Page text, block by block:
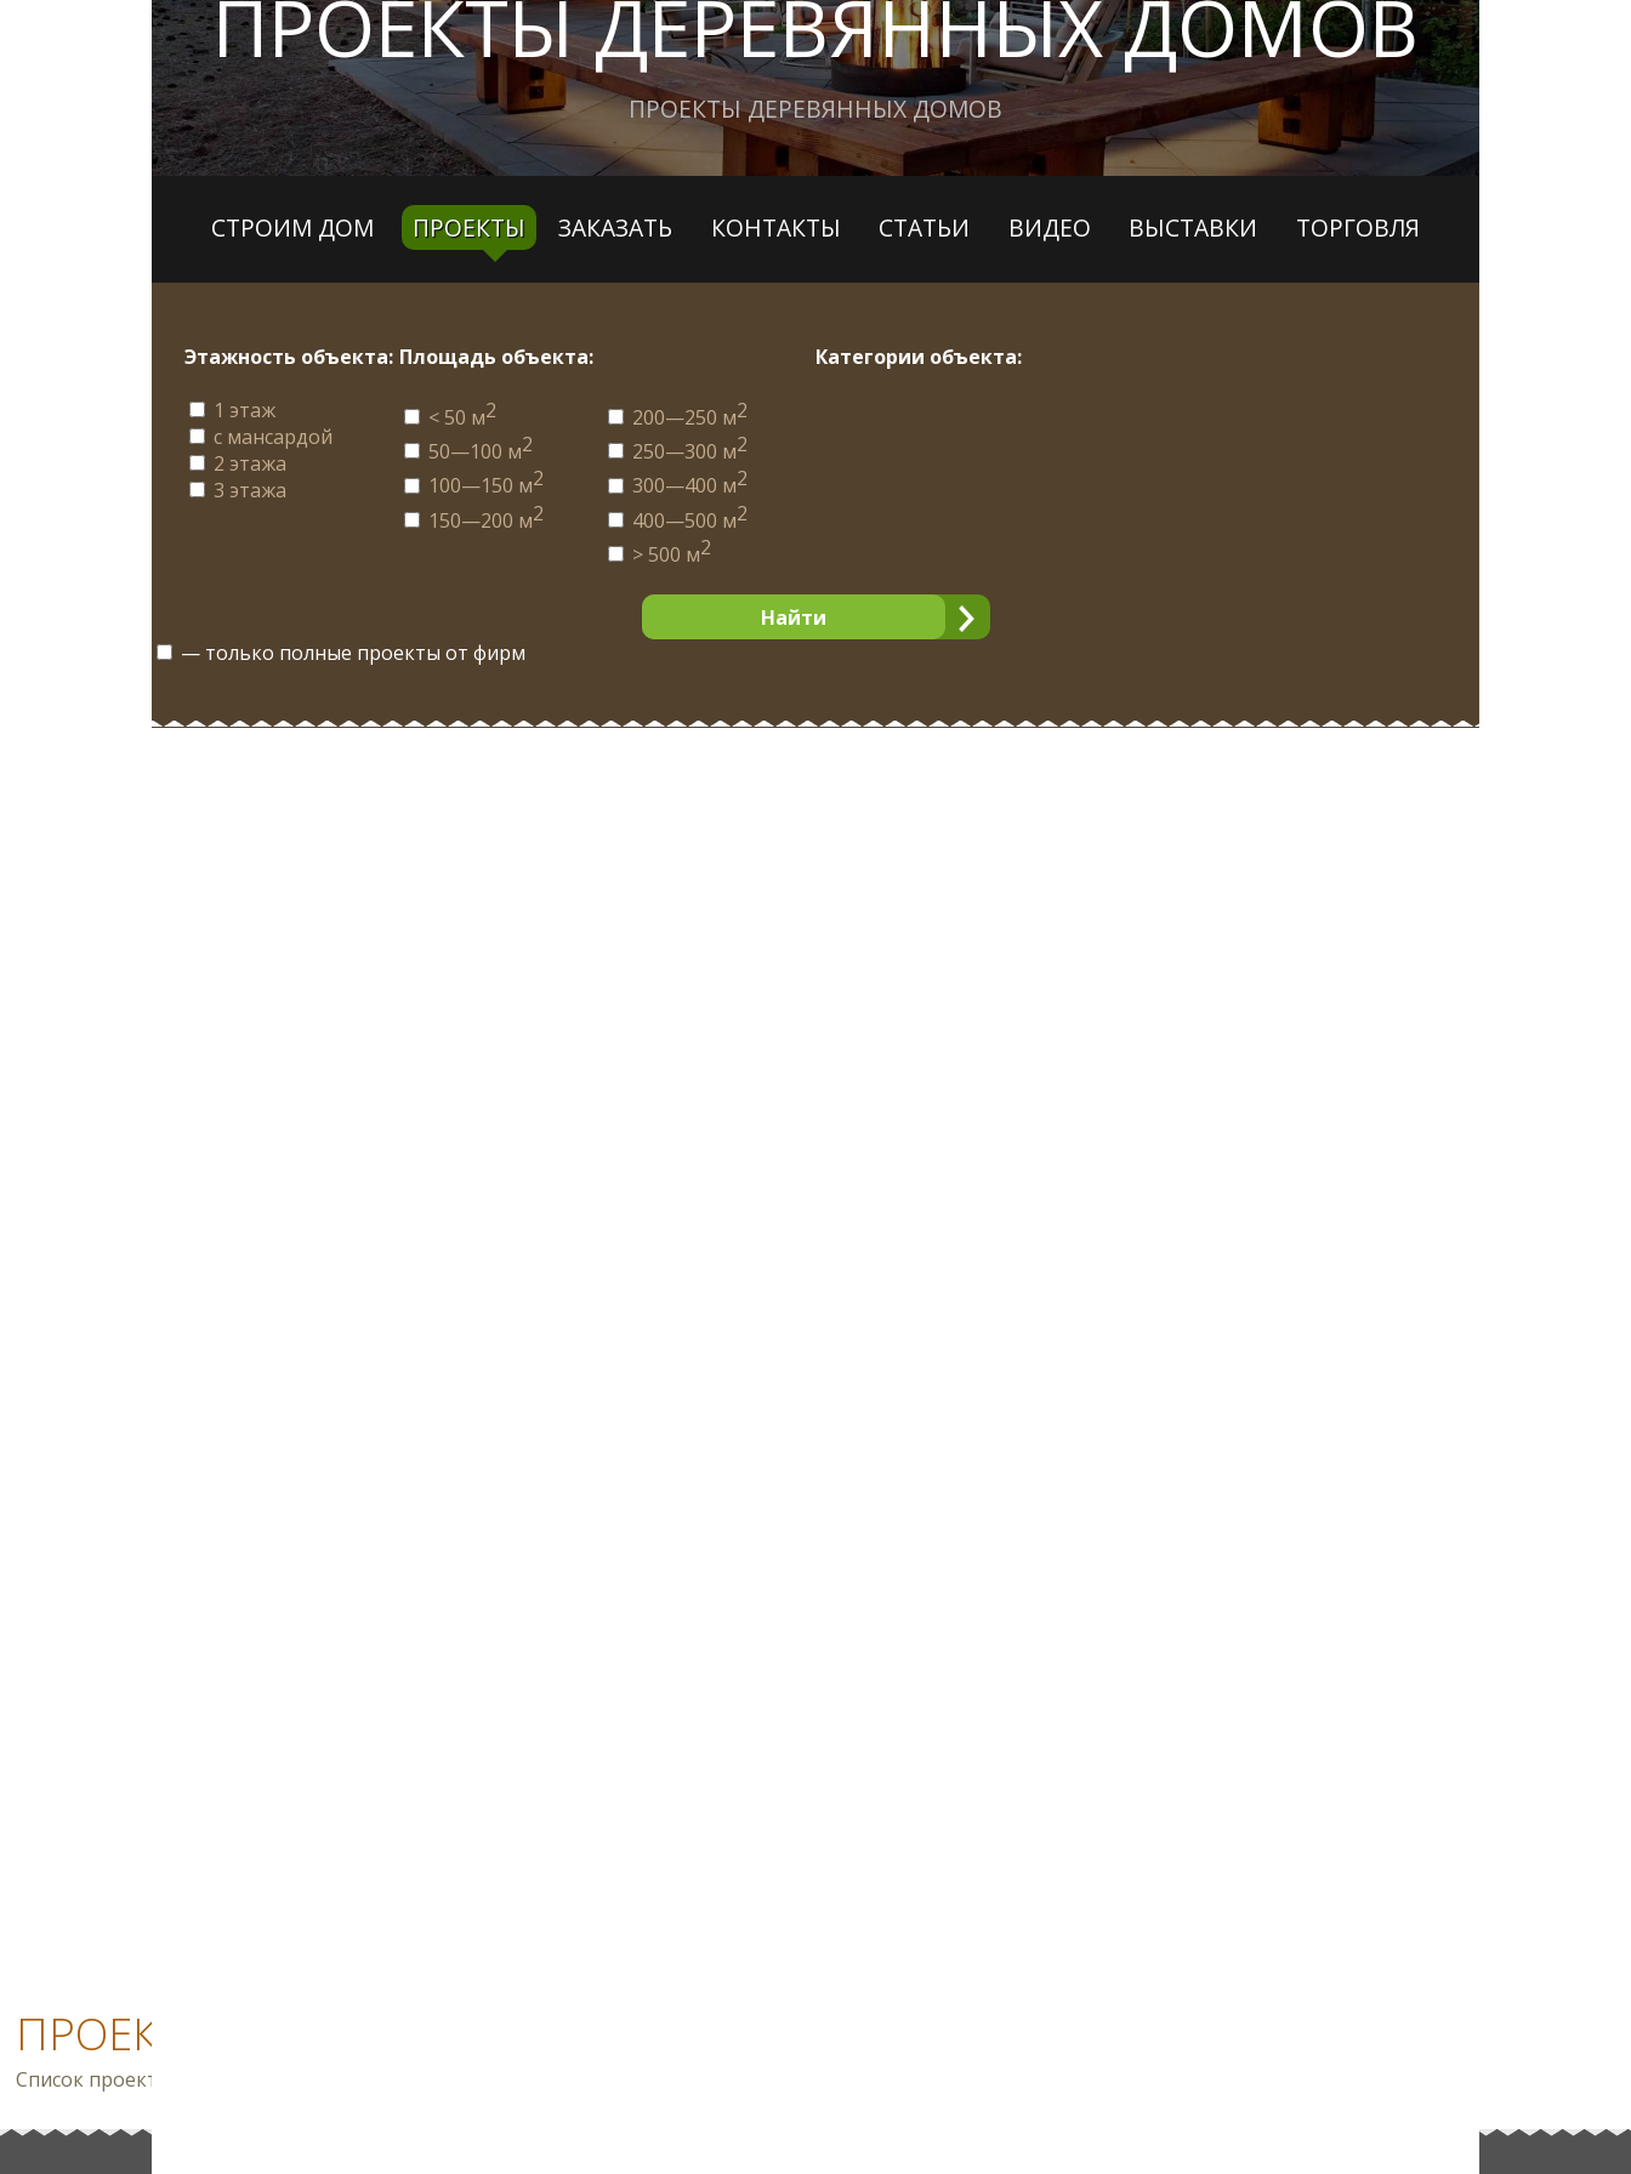
ПРОЕКТЫ ДЕРЕВЯННЫХ ДОМОВ
ПРОЕКТЫ ДЕРЕВЯННЫХ ДОМОВ
СТРОИМ ДОМ ПРОЕКТЫ ЗАКАЗАТЬ КОНТАКТЫ СТАТЬИ ВИДЕО ВЫСТАВКИ ТОРГОВЛЯ
Этажность объекта:
1 этаж
с мансардой
2 этажа
3 этажа
Площадь объекта:
< 50 м2
50—100 м2
100—150 м2
150—200 м2
200—250 м2
250—300 м2
300—400 м2
400—500 м2
> 500 м2
Категории объекта:
Найти
— только полные проекты от фирм
ПРОЕКТЫ
Список проектов домов пополняется регулярно. Заходите почаще!